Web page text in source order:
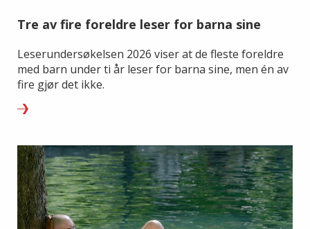
Tre av fire foreldre leser for barna sine
Leserundersøkelsen 2026 viser at de fleste foreldre
med barn under ti år leser for barna sine, men én av
fire gjør det ikke.